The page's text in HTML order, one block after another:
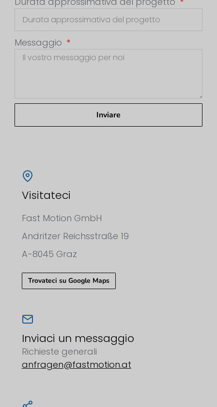
Messaggio
Inviare
Visitateci
Fast Motion GmbH
Andritzer Reichsstraße 19
A-8045 Graz
Trovateci su Google Maps
Inviaci un messaggio
Richieste generali
anfragen@fastmotion.at